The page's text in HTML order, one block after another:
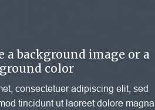
a background image or a
color
consectetuer adipiscing elit, sed
tincidunt ut laoreet dolore magna